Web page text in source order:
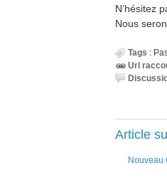
N’hésitez
Nous
Tags :
Url
Article
Nouveau